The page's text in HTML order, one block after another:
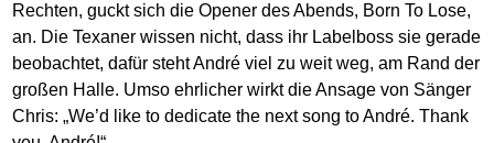
Rechten, guckt sich die Opener des Abends, Born To Lose,
an. Die Texaner wissen nicht, dass ihr Labelboss sie gerade
beobachtet, dafür steht André viel zu weit weg, am Rand der
großen Halle. Umso ehrlicher wirkt die Ansage von Sänger
Chris: „We’d like to dedicate the next song to André. Thank